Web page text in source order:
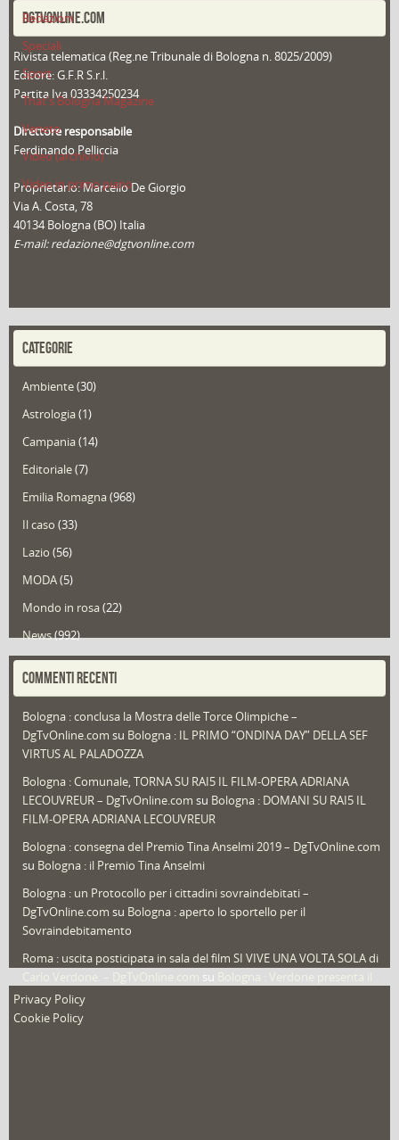
Redazioni
Speciali
Sport
That's Bologna Magazine
Veneto
Video (archivio)
Video in primo piano
DGTVONLINE.COM
Rivista telematica (Reg.ne Tribunale di Bologna n. 8025/2009)
Editore: G.F.R S.r.l.
Partita Iva 03334250234
Direttore responsabile
Ferdinando Pelliccia
Proprietario: Marcello De Giorgio
Via A. Costa, 78
40134 Bologna (BO) Italia
E-mail: redazione@dgtvonline.com
CATEGORIE
Ambiente(30)
Astrologia(1)
Campania(14)
Editoriale(7)
Emilia Romagna(968)
Il caso (33)
Lazio (56)
MODA(5)
Mondo in rosa(22)
News(992)
Portfolio(1)
Redazioni(1.049)
Speciali (22)
Sport
That's Bologna Magazine(25)
Video (archivio) (262)
COMMENTI RECENTI
Bologna : conclusa la Mostra delle Torce Olimpiche –
DgTvOnline.com su Bologna : IL PRIMO “ONDINA DAY” DELLA SEF
VIRTUS AL PALADOZZA
Bologna : Comunale, TORNA SU RAI5 IL FILM-OPERA ADRIANA
LECOUVREUR – DgTvOnline.com su Bologna : DOMANI SU RAI5 IL
FILM-OPERA ADRIANA LECOUVREUR
Bologna : consegna del Premio Tina Anselmi 2019 – DgTvOnline.com
su Bologna : il Premio Tina Anselmi
Bologna : un Protocollo per i cittadini sovraindebitati –
DgTvOnline.com su Bologna : aperto lo sportello per il
Sovraindebitamento
Roma : uscita posticipata in sala del film SI VIVE UNA VOLTA SOLA di
su
nuovo film
Privacy Policy
Cookie Policy